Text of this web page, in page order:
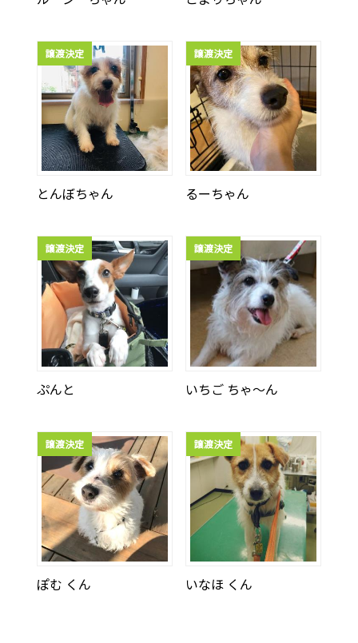
譲渡決定
とんぼちゃん
譲渡決定
るーちゃん
譲渡決定
ぷんと
譲渡決定
いちご ちゃ〜ん
譲渡決定
ぽむ くん
譲渡決定
いなほ くん